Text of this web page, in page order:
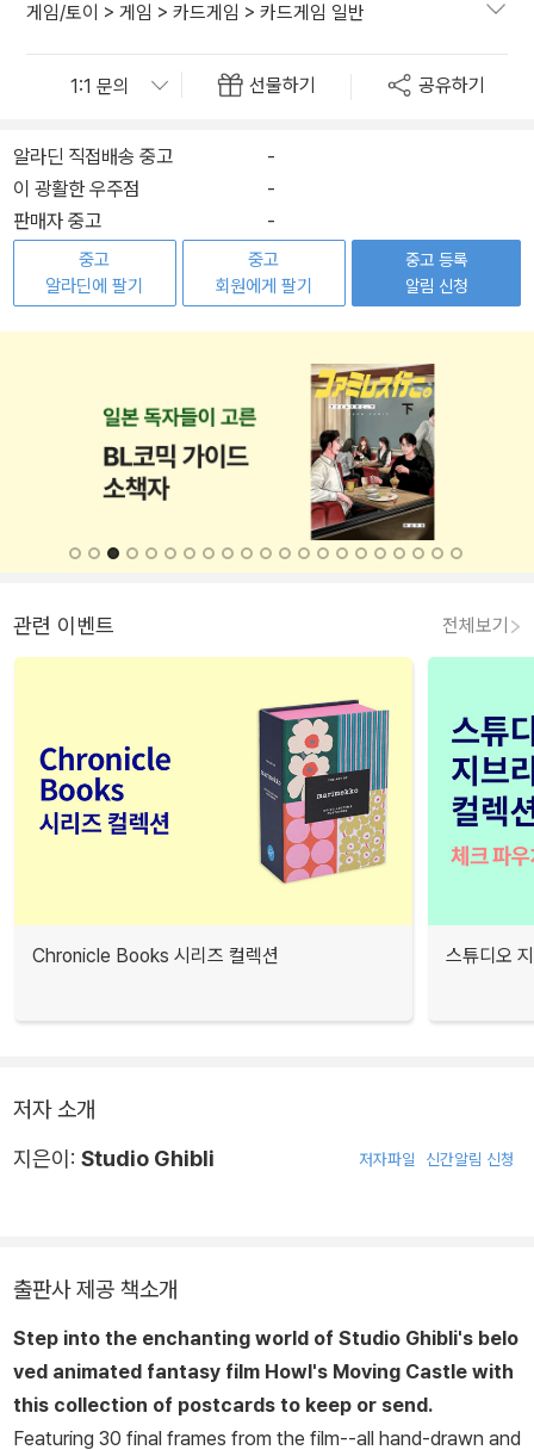
게임/토이 > 게임 > 카드게임 > 카드게임 일반
선물하기 공유하기
알라딘 직접배송 중고
-
이 광활한 우주점
-
판매자 중고
-
중고
알라딘에 팔기
중고
회원에게 팔기
중고 등록
알림 신청
관련 이벤트 전체보기
Chronicle Books 시리즈 컬렉션 스튜디오
저자 소개
지은이: Studio Ghibli 저자파일 신간알림 신청
출판사 제공 책소개
Step into the enchanting world of Studio Ghibli's belo
ved animated fantasy film Howl's Moving Castle with
this collection of postcards to keep or send.
Featuring 30 final frames from the film--all hand-drawn and